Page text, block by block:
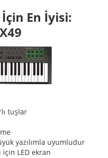
En İyisi:
tuşlar
yazılımla uyumludur
LED ekran